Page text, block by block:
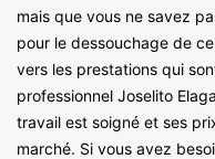
mais que vous ne savez
pour le dessouchage de
vers les prestations qui
professionnel Joselito
travail est soigné et ses
marché. Si vous avez